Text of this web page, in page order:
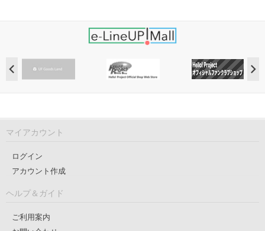
マイアカウント
ログイン
アカウント作成
ヘルプ＆ガイド
ご利用案内